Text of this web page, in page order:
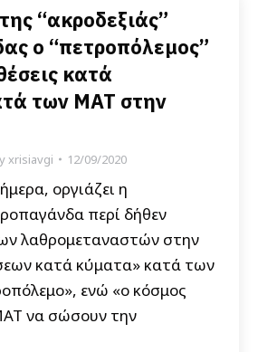
“ακροδεξιάς”
ο “πετροπόλεμος”
κατά
των ΜΑΤ στην
xrisiavgi 12/09/2020
οργιάζει η
περί δήθεν
λαθρομεταναστών στην
κατά κύματα» κατά των
ενώ «ο κόσμος
να σώσουν την